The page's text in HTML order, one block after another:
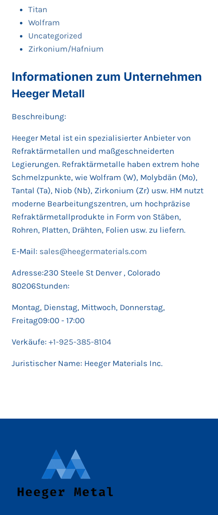
Titan
Wolfram
Uncategorized
Zirkonium/Hafnium
Informationen zum Unternehmen
Heeger Metall
Beschreibung:
Heeger Metal ist ein spezialisierter Anbieter von
Refraktärmetallen und maßgeschneiderten
Legierungen. Refraktärmetalle haben extrem hohe
Schmelzpunkte, wie Wolfram (W), Molybdän (Mo),
Tantal (Ta), Niob (Nb), Zirkonium (Zr) usw. HM nutzt
moderne Bearbeitungszentren, um hochpräzise
Refraktärmetallprodukte in Form von Stäben,
Rohren, Platten, Drähten, Folien usw. zu liefern.
E-Mail: sales@heegermaterials.com
Adresse:230 Steele St Denver , Colorado
80206Stunden:
Montag, Dienstag, Mittwoch, Donnerstag,
Freitag09:00 - 17:00
Verkäufe: +1-925-385-8104
Juristischer Name: Heeger Materials Inc.